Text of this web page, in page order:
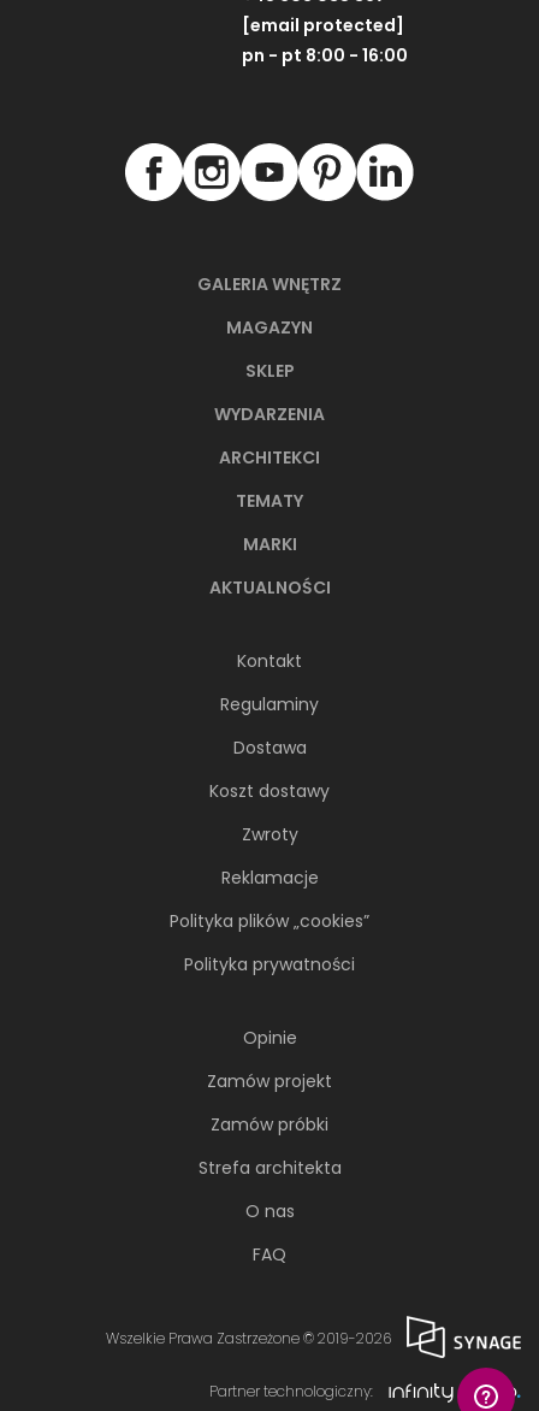
GALERIA WNĘTRZ
MAGAZYN
SKLEP
WYDARZENIA
ARCHITEKCI
TEMATY
MARKI
AKTUALNOŚCI
Kontakt
Regulaminy
Dostawa
Koszt dostawy
Zwroty
Reklamacje
Polityka plików „cookies”
Polityka prywatności
Opinie
Zamów projekt
Zamów próbki
Strefa architekta
O nas
FAQ
[email protected]
pn - pt 8:00 - 16:00
Wszelkie Prawa Zastrzeżone © 2019-2026
Partner technologiczny: